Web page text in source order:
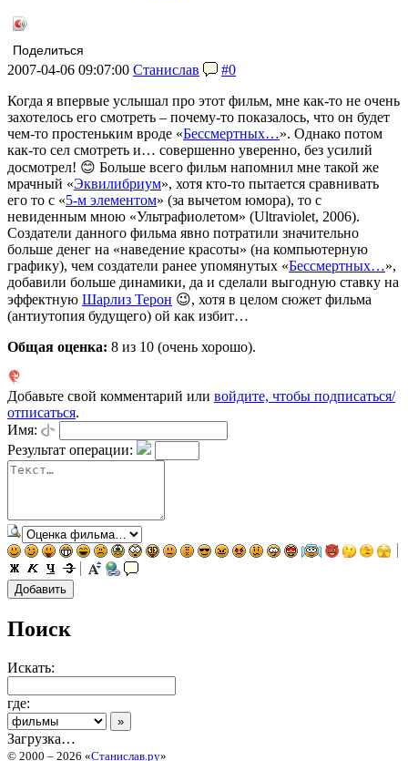
Поделиться
2007-04-06 09:07:00 Станислав
#0
Когда я впервые услышал про этот фильм, мне как-то не очень
захотелось его смотреть – почему-то показалось, что он будет
чем-то простеньким вроде «Бессмертных…». Однако потом
как-то сел смотреть и… совершенно уверенно, без усилий
досмотрел! 😊 Больше всего фильм напомнил мне такой же
мрачный «Эквилибриум», хотя кто-то пытается сравнивать
его то с «5-м элементом» (за вычетом юмора), то с
невиденным мною «Ультрафиолетом» (Ultraviolet, 2006).
Создатели данного фильма явно потратили значительно
больше денег на «наведение красоты» (на компьютерную
графику), чем создатели ранее упомянутых «Бессмертных…»,
добавили больше динамики, да и сделали выгодную ставку на
эффектную Шарлиз Терон 😉, хотя в целом сюжет фильма
(антиутопия будущего) ой как избит…
Общая оценка: 8 из 10 (очень хорошо).
Добавьте свой комментарий или войдите, чтобы подписаться/
отписаться.
Имя:
Результат операции:
Поиск
Искать:
где:
Загрузка…
© 2000 – 2026 «Станислав.ру»